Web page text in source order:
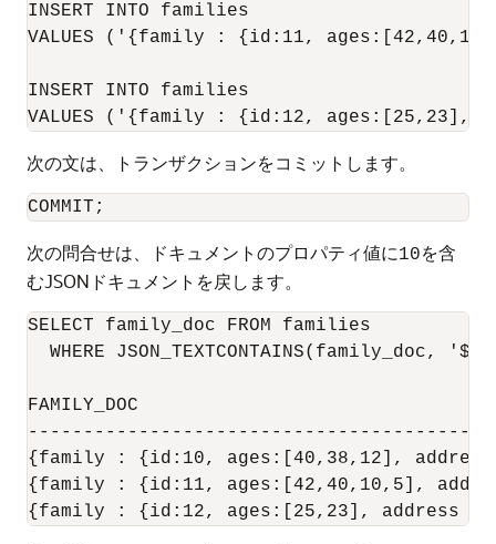
INSERT INTO families
VALUES ('{family : {id:11,
INSERT INTO families
次の文は、トランザクションをコミットします。
次の問合せは、ドキュメントのプロパティ値に10を含
むJSONドキュメントを戻します。
SELECT family_doc FROM families
WHERE JSON_TEXTCONTAINS(family_doc,
FAMILY_DOC
{family : {id:10, ages:[40,38,12],
{family : {id:11, ages:[42,40,10,5],